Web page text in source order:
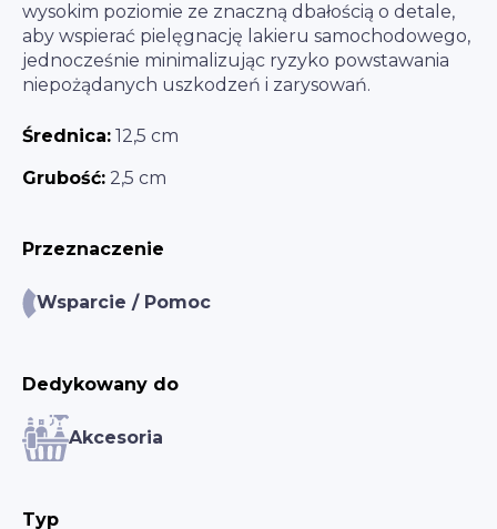
wysokim poziomie ze znaczną dbałością o detale,
aby wspierać pielęgnację lakieru samochodowego,
jednocześnie minimalizując ryzyko powstawania
niepożądanych uszkodzeń i zarysowań.
Średnica: 12,5 cm
Grubość: 2,5 cm
Przeznaczenie
Wsparcie / Pomoc
Dedykowany do
Akcesoria
Typ